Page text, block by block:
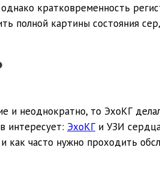
кратковременность
полной картины состояния
и неоднократно, то ЭхоКГ
интересует: ЭхоКГ и УЗИ
часто нужно проходить